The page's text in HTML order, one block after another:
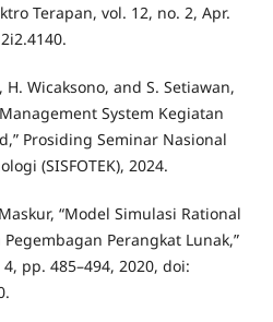
Terapan, vol. 12, no. 2, Apr.
H. Wicaksono, and S. Setiawan,
System Kegiatan
Prosiding Seminar Nasional
(SISFOTEK), 2024.
“Model Simulasi Rational
Pegembagan Perangkat Lunak,”
pp. 485–494, 2020, doi: